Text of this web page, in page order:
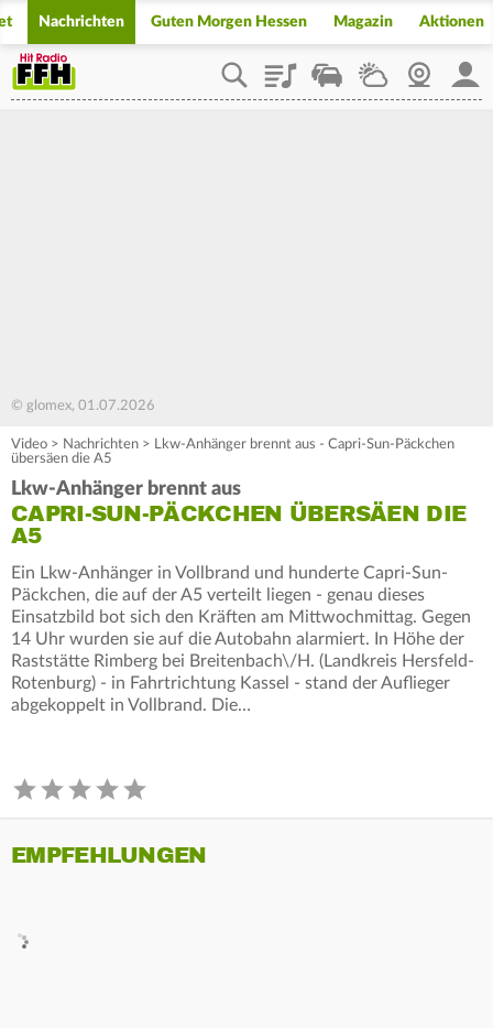
Nachrichten Guten Morgen Hessen Magazin Aktionen
PlaylistStaupilotWetterWebcam
© glomex, 01.07.2026
Video > Nachrichten > Lkw-Anhänger brennt aus - Capri-Sun-Päckchen
übersäen die A5
Lkw-Anhänger brennt aus
CAPRI-SUN-PÄCKCHEN ÜBERSÄEN DIE
A5
Ein Lkw-Anhänger in Vollbrand und hunderte Capri-Sun-
Päckchen, die auf der A5 verteilt liegen - genau dieses
Einsatzbild bot sich den Kräften am Mittwochmittag. Gegen
14 Uhr wurden sie auf die Autobahn alarmiert. In Höhe der
Raststätte Rimberg bei Breitenbach\/H. (Landkreis Hersfeld-
Rotenburg) - in Fahrtrichtung Kassel - stand der Auflieger
abgekoppelt in Vollbrand. Die…
EMPFEHLUNGEN